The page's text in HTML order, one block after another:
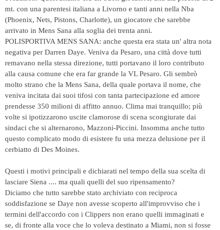
mt. con una parentesi italiana a Livorno e tanti anni nella Nba
(Phoenix, Nets, Pistons, Charlotte), un giocatore che sarebbe
arrivato in Mens Sana alla soglia dei trenta anni.
POLISPORTIVA MENS SANA: anche questa era stata un' altra nota
negativa per Darren Daye. Veniva da Pesaro, una città dove tutti
remavano nella stessa direzione, tutti portavano il loro contributo
alla causa comune che era far grande la VL Pesaro. Gli sembrò
molto strano che la Mens Sana, della quale portava il nome, che
veniva incitata dai suoi tifosi con tanta partecipazione ed amore
prendesse 350 milioni di affitto annuo. Clima mai tranquillo; più
volte si ipotizzarono uscite clamorose di scena scongiurate dai
sindaci che si alternarono, Mazzoni-Piccini. Insomma anche tutto
questo complicato modo di esistere fu una mezza delusione per il
cerbiatto di Des Moines.
Questi i motivi principali e dichiarati nel tempo della sua scelta di
lasciare Siena .... ma quali quelli del suo ripensamento?
Diciamo che tutto sarebbe stato archiviato con reciproca
soddisfazione se Daye non avesse scoperto all'improvviso che i
termini dell'accordo con i Clippers non erano quelli immaginati e
se, di fronte alla voce che lo voleva destinato a Miami, non si fosse